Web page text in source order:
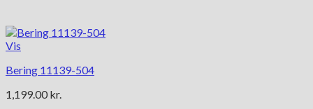
Vis
Bering 11139-504
1,199.00 kr.